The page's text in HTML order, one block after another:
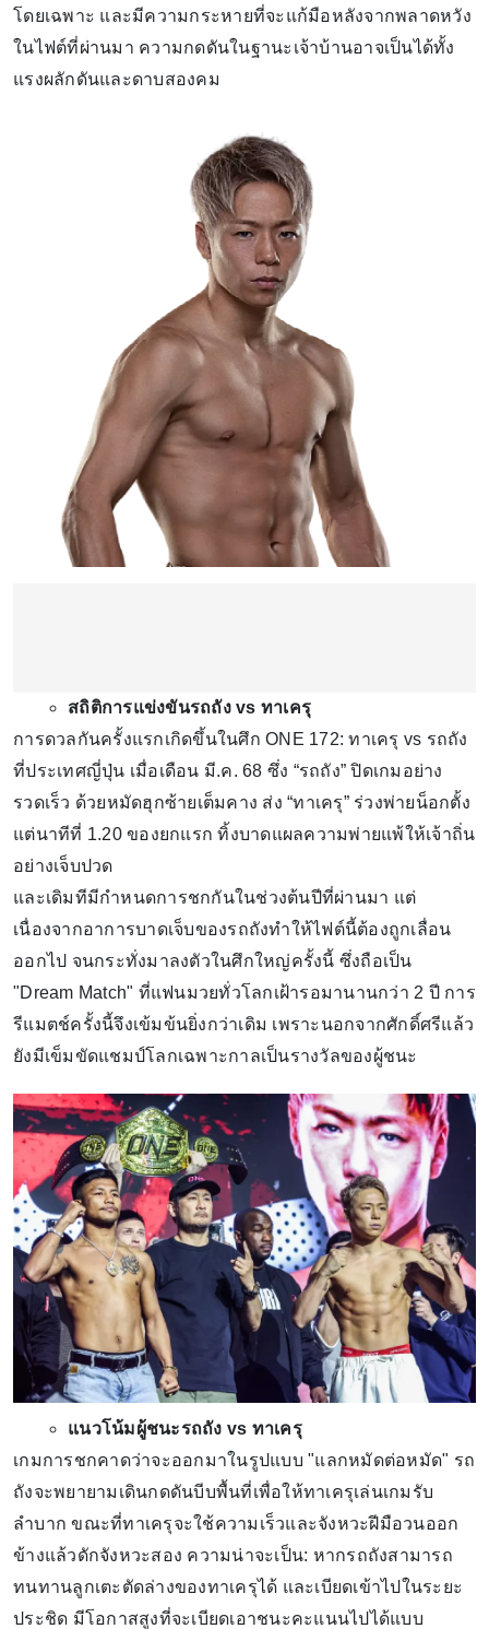
โดยเฉพาะ และมีความกระหายที่จะแก้มือหลังจากพลาดหวัง
ในไฟต์ที่ผ่านมา ความกดดันในฐานะเจ้าบ้านอาจเป็นได้ทั้ง
แรงผลักดันและดาบสองคม
สถิติการแข่งขันรถถัง vs ทาเครุ
การดวลกันครั้งแรกเกิดขึ้นในศึก ONE 172: ทาเครุ vs รถถัง
ที่ประเทศญี่ปุ่น เมื่อเดือน มี.ค. 68 ซึ่ง “รถถัง” ปิดเกมอย่าง
รวดเร็ว ด้วยหมัดฮุกซ้ายเต็มคาง ส่ง “ทาเครุ” ร่วงพ่ายน็อกตั้ง
แต่นาทีที่ 1.20 ของยกแรก ทิ้งบาดแผลความพ่ายแพ้ให้เจ้าถิ่น
อย่างเจ็บปวด
และเดิมทีมีกำหนดการชกกันในช่วงต้นปีที่ผ่านมา แต่
เนื่องจากอาการบาดเจ็บของรถถังทำให้ไฟต์นี้ต้องถูกเลื่อน
ออกไป จนกระทั่งมาลงตัวในศึกใหญ่ครั้งนี้ ซึ่งถือเป็น
"Dream Match" ที่แฟนมวยทั่วโลกเฝ้ารอมานานกว่า 2 ปี การ
รีแมตช์ครั้งนี้จึงเข้มข้นยิ่งกว่าเดิม เพราะนอกจากศักดิ์ศรีแล้ว
ยังมีเข็มขัดแชมป์โลกเฉพาะกาลเป็นรางวัลของผู้ชนะ
แนวโน้มผู้ชนะรถถัง vs ทาเครุ
เกมการชกคาดว่าจะออกมาในรูปแบบ "แลกหมัดต่อหมัด" รถ
ถังจะพยายามเดินกดดันบีบพื้นที่เพื่อให้ทาเครุเล่นเกมรับ
ลำบาก ขณะที่ทาเครุจะใช้ความเร็วและจังหวะฝีมือวนออก
ข้างแล้วดักจังหวะสอง ความน่าจะเป็น: หากรถถังสามารถ
ทนทานลูกเตะตัดล่างของทาเครุได้ และเบียดเข้าไปในระยะ
ประชิด มีโอกาสสูงที่จะเบียดเอาชนะคะแนนไปได้แบบ